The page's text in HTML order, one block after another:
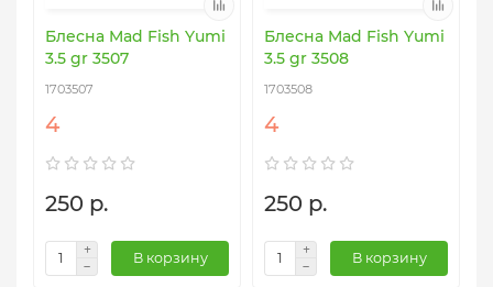
Блесна Mad Fish Yumi
3.5 gr 3507
1703507
4
250 р.
В корзину
Блесна Mad Fish Yumi
3.5 gr 3508
1703508
4
250 р.
В корзину